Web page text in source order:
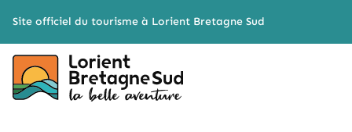
Site officiel du tourisme à Lorient Bretagne Sud